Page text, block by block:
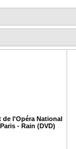
de l'Opéra National
- Rain (DVD)